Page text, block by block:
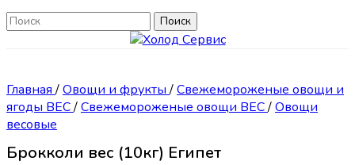
Поиск
Главная/Овощи и фрукты/Свежемороженые овощи и
ягоды ВЕС/Свежемороженые овощи ВЕС/Овощи
весовые
Брокколи вес (10кг) Египет